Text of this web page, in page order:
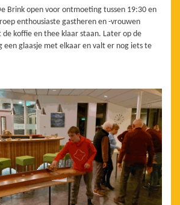
Brink open voor ontmoeting tussen 19:30 en
enthousiaste gastheren en -vrouwen
koffie en thee klaar staan. Later op de
een glaasje met elkaar en valt er nog iets te